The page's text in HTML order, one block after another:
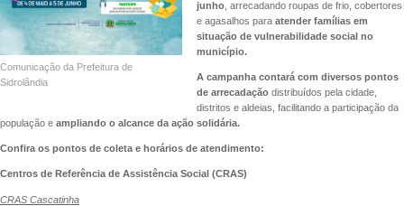
Comunicação da Prefeitura de
Sidrolândia
junho, arrecadando roupas de frio, cobertores
e agasalhos paraatender famílias em
situação de vulnerabilidade social no
município.
A campanha contará com diversos pontos
de arrecadaçãodistribuídos pela cidade,
distritos e aldeias, facilitando a participação da
população e ampliando o alcance da ação solidária.
Confira os pontos de coleta e horários de atendimento:
Centros de Referência de Assistência Social (CRAS)
CRAS Cascatinha